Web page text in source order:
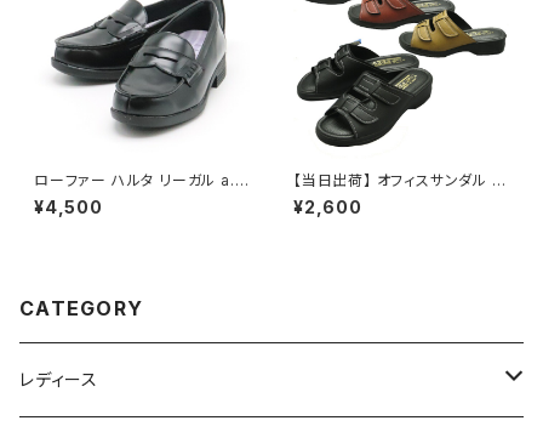
ローファー ハルタ リーガル a.v.
v 300 オーソドックス デザイン
スペック ラウンドトゥ ローヒー
ラッピング キッズ avv300
¥4,500
【当日出荷】 オフィスサンダル レ
ディース シニア 高齢者用 老人
靴 オフィスシューズ ビジネスサ
¥2,600
CATEGORY
レディース